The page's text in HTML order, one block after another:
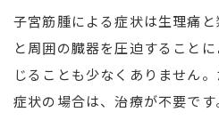
子宮筋腫による症状は生理痛
と周囲の臓器を圧迫すること
じることも少なくありません
症状の場合は、治療が不要です